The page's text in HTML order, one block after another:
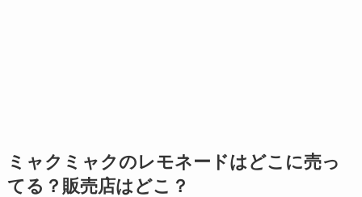
ミャクミャクのレモネードはどこに売っ
てる？販売店はどこ？